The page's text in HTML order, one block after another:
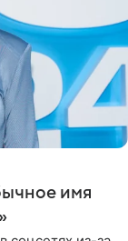
имя